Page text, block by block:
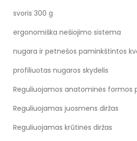
svoris 300 g
ergonomiška nešiojimo sistema
nugara ir petnešos paminkštintos
profiliuotas nugaros skydelis
Reguliuojamos anatominės formos
Reguliuojamas juosmens diržas
Reguliuojamas krūtinės diržas